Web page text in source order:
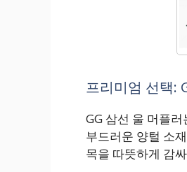
프리미엄 선택:
GG 삼선 울 머플
부드러운 양털 소
목을 따뜻하게 감